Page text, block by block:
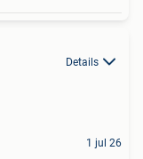
Details
1 jul 26